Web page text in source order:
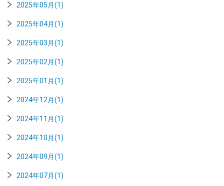
2025年05月(1)
2025年04月(1)
2025年03月(1)
2025年02月(1)
2025年01月(1)
2024年12月(1)
2024年11月(1)
2024年10月(1)
2024年09月(1)
2024年07月(1)